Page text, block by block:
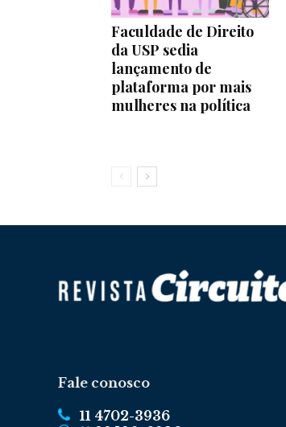
Faculdade de Direito
da USP sedia
lançamento de
plataforma por mais
mulheres na política
Fale conosco
11 4702-3936